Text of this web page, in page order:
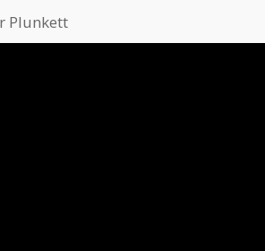
Plunkett